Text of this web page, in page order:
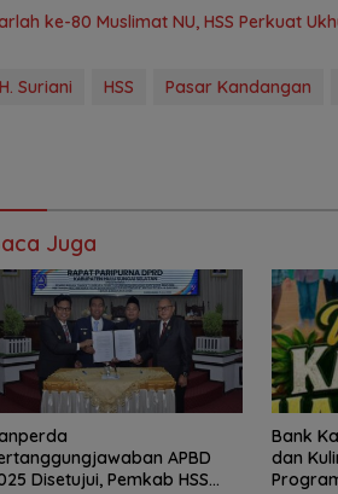
ke-80 Muslimat NU, HSS Perkuat
H. Suriani HSS Pasar Kandangan
Juga
APBD
Disetujui, Pemkab HSS
Bank
dan